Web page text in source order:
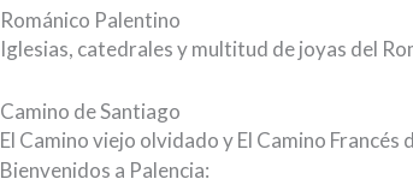
Románico Palentino
Iglesias, catedrales y multitud de joyas del
Camino de Santiago
El Camino viejo olvidado y El Camino
Bienvenidos a Palencia: